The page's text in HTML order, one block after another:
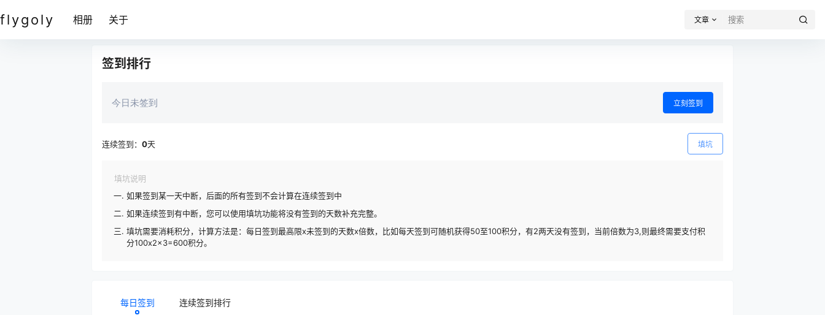
flygoly 相册 关于 文章
签到排行
今日未签到 立刻签到
连续签到： 0天 填坑
填坑说明
如果签到某一天中断，后面的所有签到不会计算在连续签到中
如果连续签到有中断，您可以使用填坑功能将没有签到的天数补充完整。
填坑需要消耗积分，计算方法是：每日签到最高限x未签到的天数x倍数，比如每天签到可随机获得50至100积分，有2两天没有签到，当前倍数为3,则最终需要支付积
分100x2x3=600积分。
每日签到 连续签到排行